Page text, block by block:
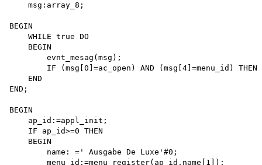
    msg:array_8;
BEGIN
    WHILE true DO
    BEGIN
        evnt_mesag(msg);
IF (msg[0]=ac_open) AND (msg[4]=menu_id) THEN
    END
END;
BEGIN
    ap_id:=appl_init;
    IF ap_id>=0 THEN
    BEGIN
        name: =' Ausgabe De Luxe'#0;
        menu_id:=menu_register(ap_id,name[1]);